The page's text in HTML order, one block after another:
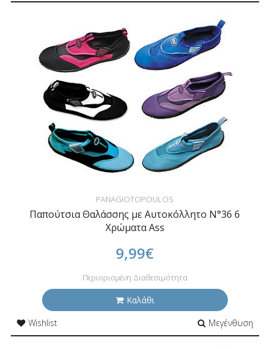
PANAGIOTOPOULOS
Παπούτσια Θαλάσσης με Αυτοκόλλητο N°36 6
Χρώματα Ass
9,99€
Περιορισμένη Διαθεσιμότητα
Καλάθι
Wishlist
Μεγένθυση